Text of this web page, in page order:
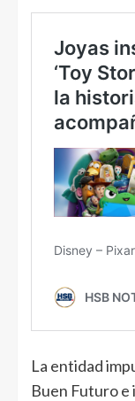
La entidad
Buen Futuro